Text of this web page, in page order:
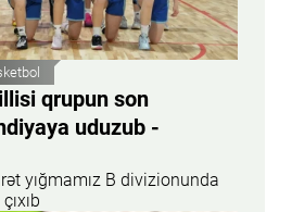
qrupun son
uduzub -
yığmamız B divizionunda